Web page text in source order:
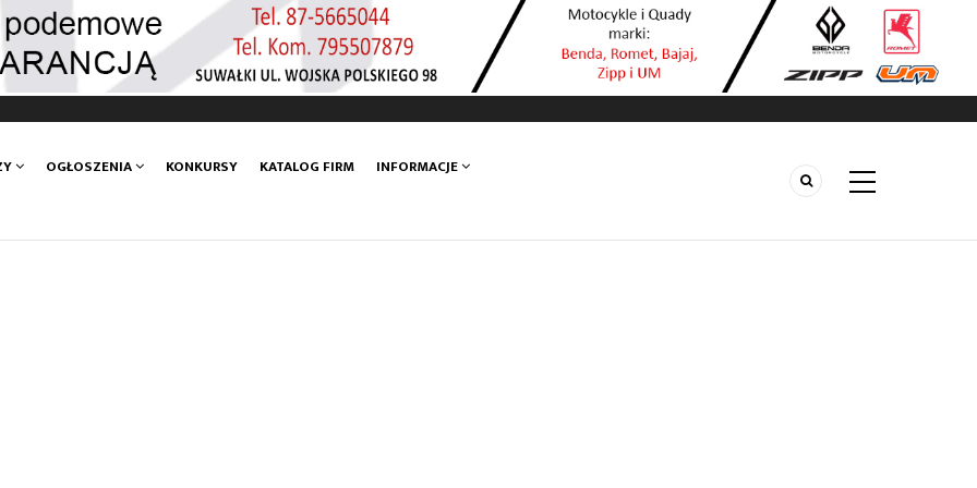
OGŁOSZENIA KONKURSY KATALOG FIRM INFORMACJE